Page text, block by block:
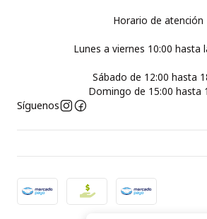
Horario de atención
Lunes a viernes 10:00 hasta
Sábado de 12:00 hasta
Domingo de 15:00 hasta
Síguenos